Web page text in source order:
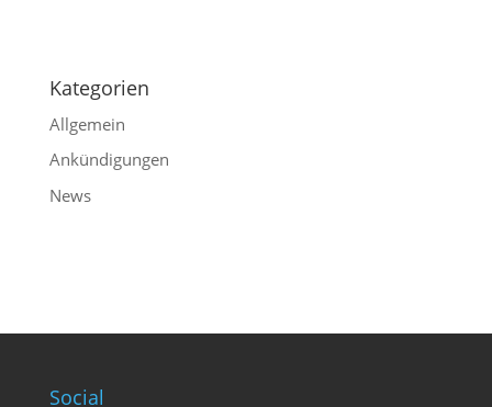
Kategorien
Allgemein
Ankündigungen
News
Social